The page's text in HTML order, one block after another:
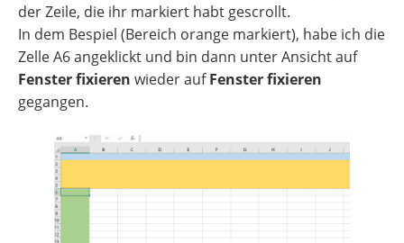
der Zeile, die ihr markiert habt gescrollt.
In dem Bespiel (Bereich orange markiert), habe ich die
Zelle A6 angeklickt und bin dann unter Ansicht auf
Fenster fixieren wieder aufFenster fixieren
gegangen.